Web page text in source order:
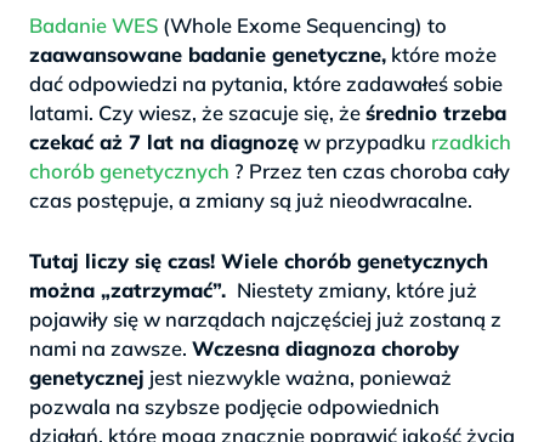
Badanie WES (Whole Exome Sequencing) to
zaawansowane badanie genetyczne, które może
dać odpowiedzi na pytania, które zadawałeś sobie
latami. Czy wiesz, że szacuje się, żeśrednio trzeba
czekać aż 7 lat na diagnozęw przypadku rzadkich
chorób genetycznych ? Przez ten czas choroba cały
czas postępuje, a zmiany są już nieodwracalne.
Tutaj liczy się czas! Wiele chorób genetycznych
można „zatrzymać”. Niestety zmiany, które już
pojawiły się w narządach najczęściej już zostaną z
nami na zawsze. Wczesna diagnoza choroby
genetycznej jest niezwykle ważna, ponieważ
pozwala na szybsze podjęcie odpowiednich
działań, które mogą znacznie poprawić jakość życia